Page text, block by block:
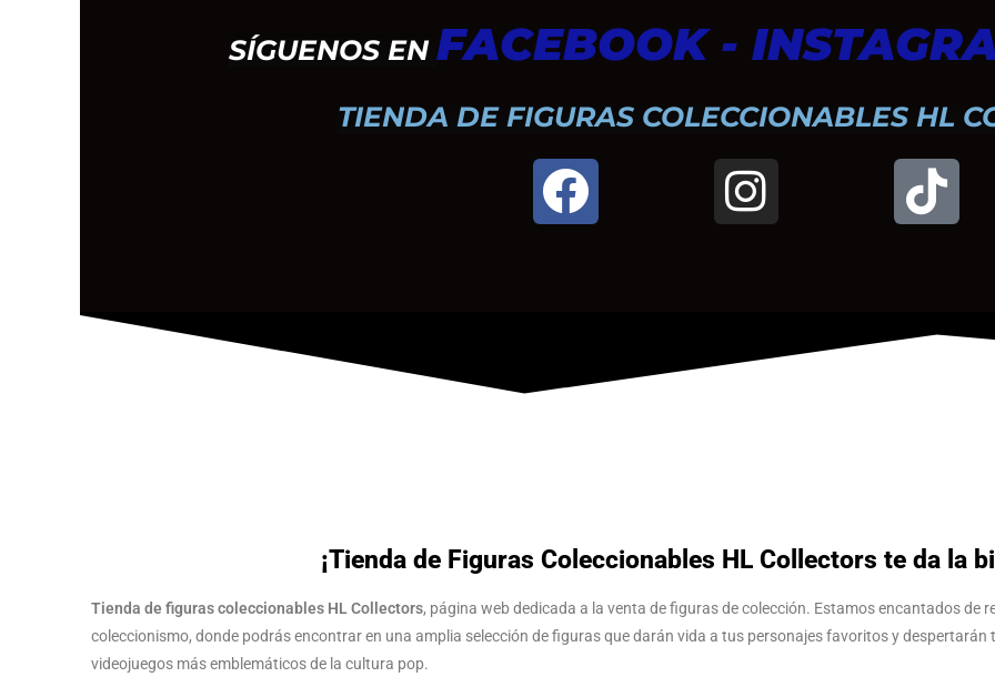
SÍGUENOS EN FACEBOOK -
TIENDA DE FIGURAS COLECCIONABLES HL
¡Tienda de Figuras Coleccionables HL Collectors te da la
Tienda de figuras coleccionables HL Collectors, página web dedicada a la venta de figuras de colección. Estamos encantados de
coleccionismo, donde podrás encontrar en una amplia selección de figuras que darán vida a tus personajes favoritos y despertarán
videojuegos más emblemáticos de la cultura pop.